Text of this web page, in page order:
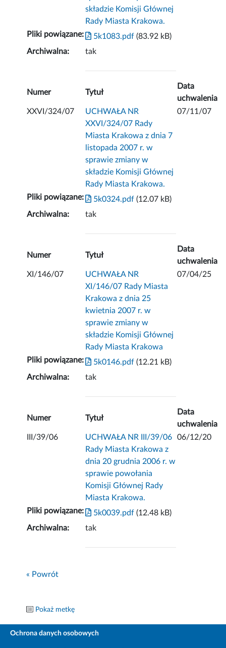
składzie Komisji Głównej
Rady Miasta Krakowa.
Pliki powiązane:
5k1083.pdf (83.92 kB)
Archiwalna:
tak
Numer Tytuł
Data
uchwalenia
XXVI/324/07
UCHWAŁA NR
XXVI/324/07 Rady
Miasta Krakowa z dnia 7
listopada 2007 r. w
sprawie zmiany w
składzie Komisji Głównej
Rady Miasta Krakowa.
07/11/07
Pliki powiązane: 5k0324.pdf (12.07 kB)
Archiwalna:
tak
Numer Tytuł
Data
uchwalenia
XI/146/07
UCHWAŁA NR
XI/146/07 Rady Miasta
Krakowa z dnia 25
kwietnia 2007 r. w
sprawie zmiany w
składzie Komisji Głównej
Rady Miasta Krakowa
07/04/25
Pliki powiązane: 5k0146.pdf (12.21 kB)
Archiwalna:
tak
Numer Tytuł
Data
uchwalenia
III/39/06
UCHWAŁA NR III/39/06
Rady Miasta Krakowa z
dnia 20 grudnia 2006 r. w
sprawie powołania
Komisji Głównej Rady
Miasta Krakowa.
06/12/20
Pliki powiązane: 5k0039.pdf (12.48 kB)
Archiwalna:
tak
« Powrót
Pokaż metkę
Ochrona danych osobowych